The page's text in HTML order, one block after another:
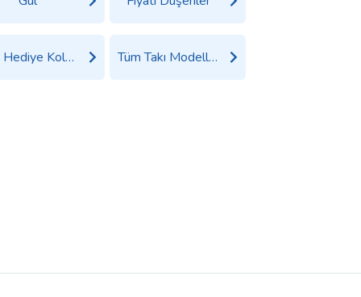
Tüm Hediye Kolye Ürünleri Tüm Takı Modelleri Ürünleri